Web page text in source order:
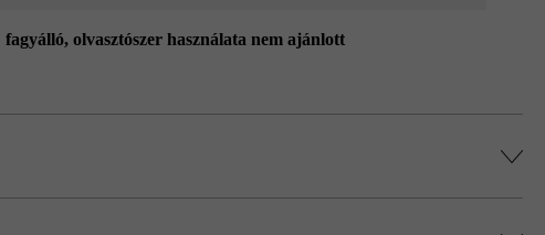
fagyálló, olvasztószer használata nem ajánlott